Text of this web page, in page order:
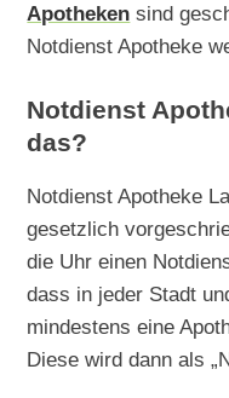
Apotheken sind
Notdienst Apotheke
Notdienst
das?
Notdienst Apotheke
gesetzlich
die Uhr einen
dass in jeder Stadt
mindestens eine
Diese wird dann als